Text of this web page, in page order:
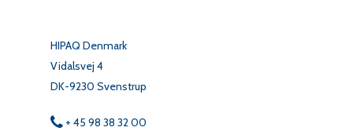
HIPAQ Denmark
Vidalsvej 4
DK-9230 Svenstrup
+ 45 98 38 32 00